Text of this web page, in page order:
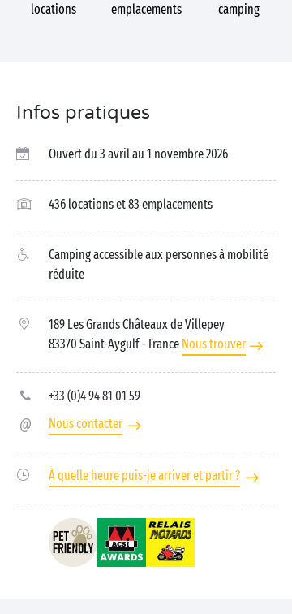
locations
emplacements
camping
Infos pratiques
Ouvert du 3 avril au 1 novembre 2026
436 locations et 83 emplacements
Camping accessible aux personnes à mobilité
réduite
189 Les Grands Châteaux de Villepey
83370 Saint-Aygulf- France Nous trouver
+33 (0)4 94 81 01 59
Nous contacter
À quelle heure puis-je arriver et partir ?